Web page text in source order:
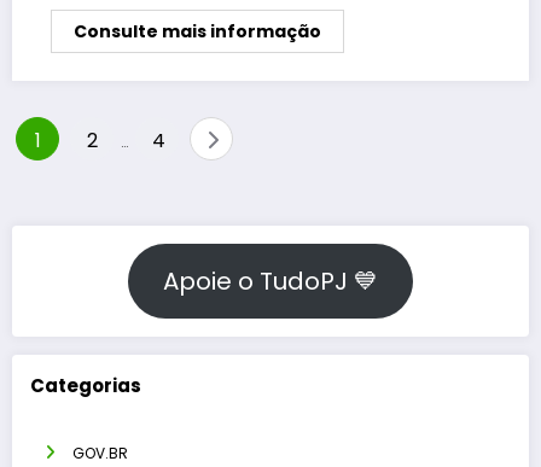
Consulte mais informação
Paginação
1 2 … 4
Apoie o TudoPJ 💙
Categorias
GOV.BR